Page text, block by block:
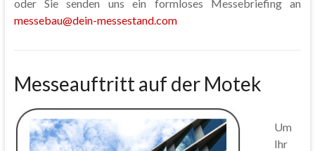
oder Sie senden uns ein formloses Messebriefing an
messebau@dein-messestand.com
Messeauftritt auf der Motek
Um
Ihr